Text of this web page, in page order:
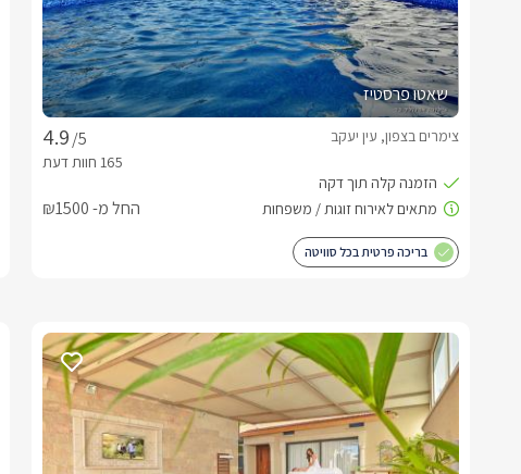
שאטו פרסטיז
/5
צימרים בצפון, עין יעקב
החל מ- ₪1500
בריכה פרטית בכל סוויטה